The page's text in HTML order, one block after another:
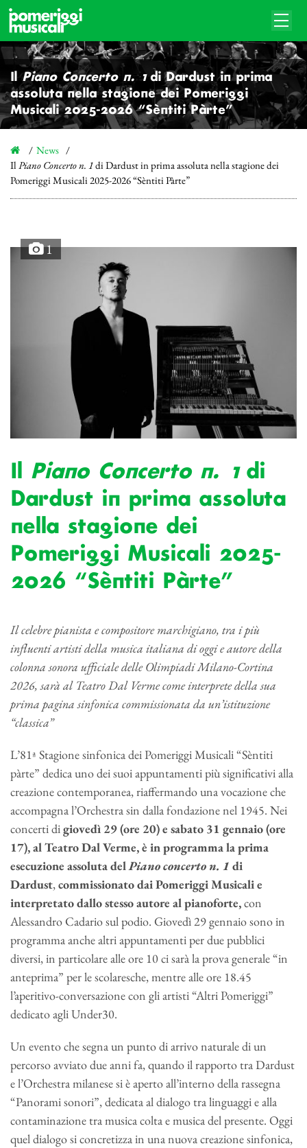
IlPiano Concerto n. 1di Dardust in prima
assoluta nella stagione dei Pomeriggi
Musicali 2025-2026 “Sèntiti Pàrte”
News
Il Piano Concerto n. 1di Dardust in prima assoluta nella stagione dei
Pomeriggi Musicali 2025-2026 “Sèntiti Pàrte”
1
Il Piano Concerto n. 1di
Dardust in prima assoluta
nella stagione dei
Pomeriggi Musicali 2025-
2026 “Sèntiti Pàrte”
Il celebre pianista e compositore marchigiano, tra i più
influenti artisti della musica italiana di oggi e autore della
colonna sonora ufficiale delle Olimpiadi Milano-Cortina
2026, sarà al Teatro Dal Verme come interprete della sua
prima pagina sinfonica commissionata da un’istituzione
“classica”
L’81ª Stagione sinfonica dei Pomeriggi Musicali “Sèntiti
pàrte” dedica uno dei suoi appuntamenti più significativi alla
creazione contemporanea, riaffermando una vocazione che
accompagna l’Orchestra sin dalla fondazione nel 1945. Nei
concerti digiovedì 29 (ore 20) e sabato 31 gennaio (ore
17), al Teatro Dal Verme, è in programma la prima
esecuzione assoluta delPiano concerto n. 1 di
Dardust,commissionato dai Pomeriggi Musicali e
interpretato dallo stesso autore al pianoforte,con
Alessandro Cadario sul podio. Giovedì 29 gennaio sono in
programma anche altri appuntamenti per due pubblici
diversi, in particolare alle ore 10 ci sarà la prova generale “in
anteprima” per le scolaresche, mentre alle ore 18.45
l’aperitivo-conversazione con gli artisti “Altri Pomeriggi”
dedicato agli Under30.
Un evento che segna un punto di arrivo naturale di un
percorso avviato due anni fa, quando il rapporto tra Dardust
e l’Orchestra milanese si è aperto all’interno della rassegna
“Panorami sonori”, dedicata al dialogo tra linguaggi e alla
contaminazione tra musica colta e musica del presente. Oggi
quel dialogo si concretizza in una nuova creazione sinfonica,